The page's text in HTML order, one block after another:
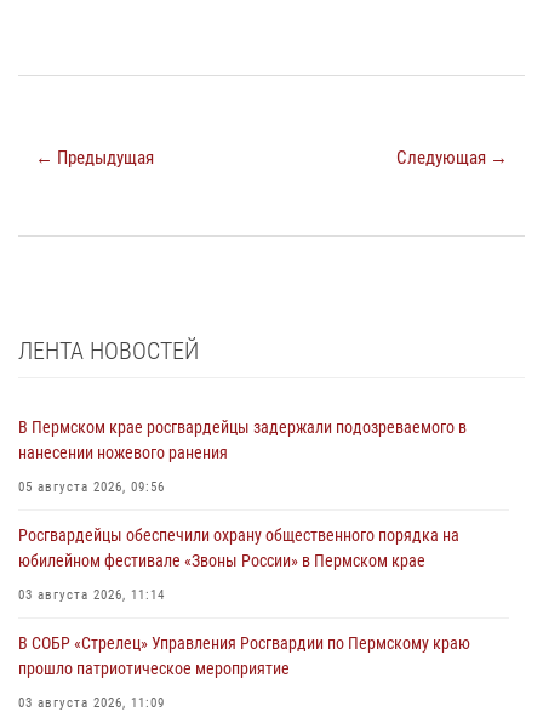
← Предыдущая Следующая →
ЛЕНТА НОВОСТЕЙ
В Пермском крае росгвардейцы задержали подозреваемого в
нанесении ножевого ранения
05 августа 2026, 09:56
Росгвардейцы обеспечили охрану общественного порядка на
юбилейном фестивале «Звоны России» в Пермском крае
03 августа 2026, 11:14
В СОБР «Стрелец» Управления Росгвардии по Пермскому краю
прошло патриотическое мероприятие
03 августа 2026, 11:09